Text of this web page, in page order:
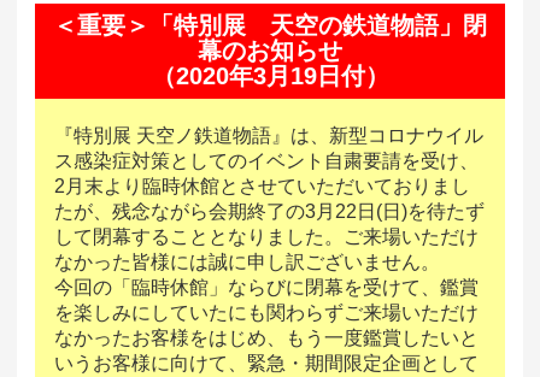
＜重要＞「特別展 天空の鉄道物語」閉
幕のお知らせ
（2020年3月19日付）
『特別展 天空ノ鉄道物語』は、新型コロナウイル
ス感染症対策としてのイベント自粛要請を受け、
2月末より臨時休館とさせていただいておりまし
たが、残念ながら会期終了の3月22日(日)を待たず
して閉幕することとなりました。ご来場いただけ
なかった皆様には誠に申し訳ございません。
今回の「臨時休館」ならびに閉幕を受けて、鑑賞
を楽しみにしていたにも関わらずご来場いただけ
なかったお客様をはじめ、もう一度鑑賞したいと
いうお客様に向けて、緊急・期間限定企画として